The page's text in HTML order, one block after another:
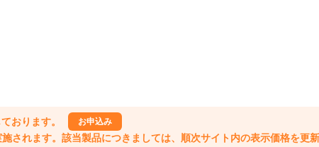
おります。 お申込み
れます。該当製品につきましては、順次サイト内の表示価格を更新